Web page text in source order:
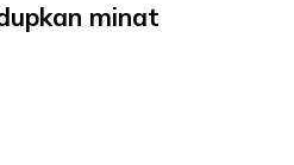
minat